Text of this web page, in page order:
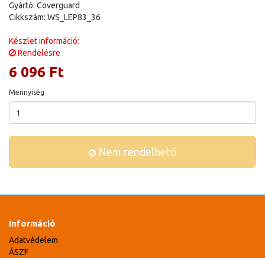
Gyártó: Coverguard
Cikkszám: WS_LEP83_36
Készlet információ:
Rendelésre
6 096 Ft
Mennyiség
Nem rendelhető
Információ
Adatvédelem
ÁSZF